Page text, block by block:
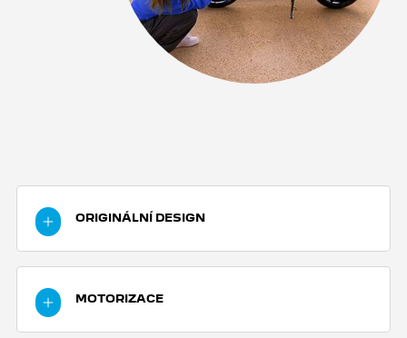
ORIGINÁLNÍ DESIGN
futuristickým a elegantním vzhledem, který
kombinuje dynamiku a eleganci. Konfigurace a
MOTORIZACE